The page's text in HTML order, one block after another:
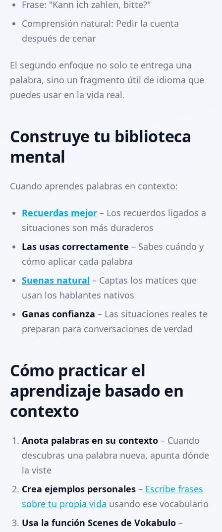
Frase: "Kann ich zahlen, bitte?"
Comprensión natural: Pedir la cuenta
después de cenar
El segundo enfoque no solo te entrega una
palabra, sino un fragmento útil de idioma que
puedes usar en la vida real.
Construye tu biblioteca
mental
Cuando aprendes palabras en contexto:
Recuerdas mejor – Los recuerdos ligados a
situaciones son más duraderos
Las usas correctamente – Sabes cuándo y
cómo aplicar cada palabra
Suenas natural – Captas los matices que
usan los hablantes nativos
Ganas confianza – Las situaciones reales te
preparan para conversaciones de verdad
Cómo practicar el
aprendizaje basado en
contexto
Anota palabras en su contexto – Cuando
descubras una palabra nueva, apunta dónde
la viste
Crea ejemplos personales – Escribe frases
sobre tu propia vida usando ese vocabulario
Usa la función Scenes de Vokabulo –